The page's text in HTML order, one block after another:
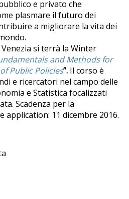
e privato che
plasmare il futuro dei
a migliorare la vita dei
si terrà la Winter
and Methods for
Public Policies”. Il corso è
e ricercatori nel campo delle
e Statistica focalizzati
Scadenza per la
application: 11 dicembre 2016.